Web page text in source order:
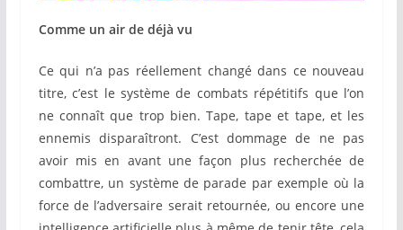
Comme un air de déjà vu
Ce qui n’a pas réellement changé dans ce nouveau
titre, c’est le système de combats répétitifs que l’on
ne connaît que trop bien. Tape, tape et tape, et les
ennemis disparaîtront. C’est dommage de ne pas
avoir mis en avant une façon plus recherchée de
combattre, un système de parade par exemple où la
force de l’adversaire serait retournée, ou encore une